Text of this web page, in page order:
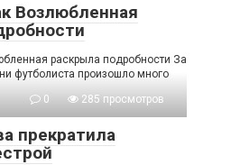
Возлюбленная
раскрыла подробности За
футболиста произошло много
0 285 просмотров
прекратила